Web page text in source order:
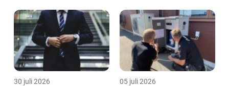
30 juli 2026 05 juli 2026